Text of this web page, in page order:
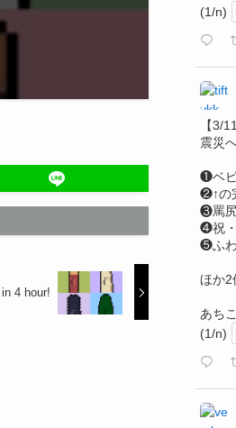
4 hour!
(1/n)
【3/
震災
❶ベビ
❷↑の
❸罵尻
❹祝
❺ふわ
ほか2
あち
(1/n)